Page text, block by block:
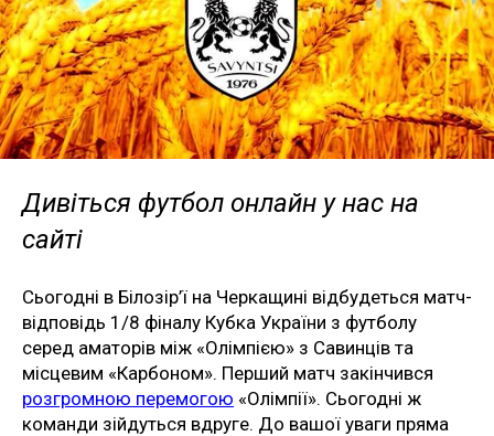
Дивіться футбол онлайн у нас на
сайті
Сьогодні в Білозір’ї на Черкащині відбудеться матч-
відповідь 1/8 фіналу Кубка України з футболу
серед аматорів між «Олімпією» з Савинців та
місцевим «Карбоном». Перший матч закінчився
розгромною перемогою «Олімпії». Сьогодні ж
команди зійдуться вдруге. До вашої уваги пряма